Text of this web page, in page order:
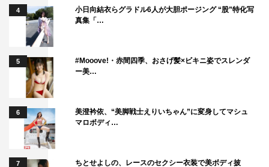
4
小日向結衣らグラドル6人が大胆ポージング “股”特化写
真集「…
5
#Mooove!・赤間四季、おさげ髪×ビキニ姿でスレンダ
ー美…
6
美澄衿依、“美脚戦士えりいちゃん”に変身してマシュ
マロボディ…
7 ちとせよしの、レースのセクシー衣装で美ボディ披